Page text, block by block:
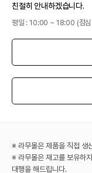
친절히 안내하겠습니다.
평일 : 10:00 ~ 18:00 (점
※ 라무몰은 제품을 직접 생
※ 라무몰은 재고를 보유하
대행을 해드립니다.